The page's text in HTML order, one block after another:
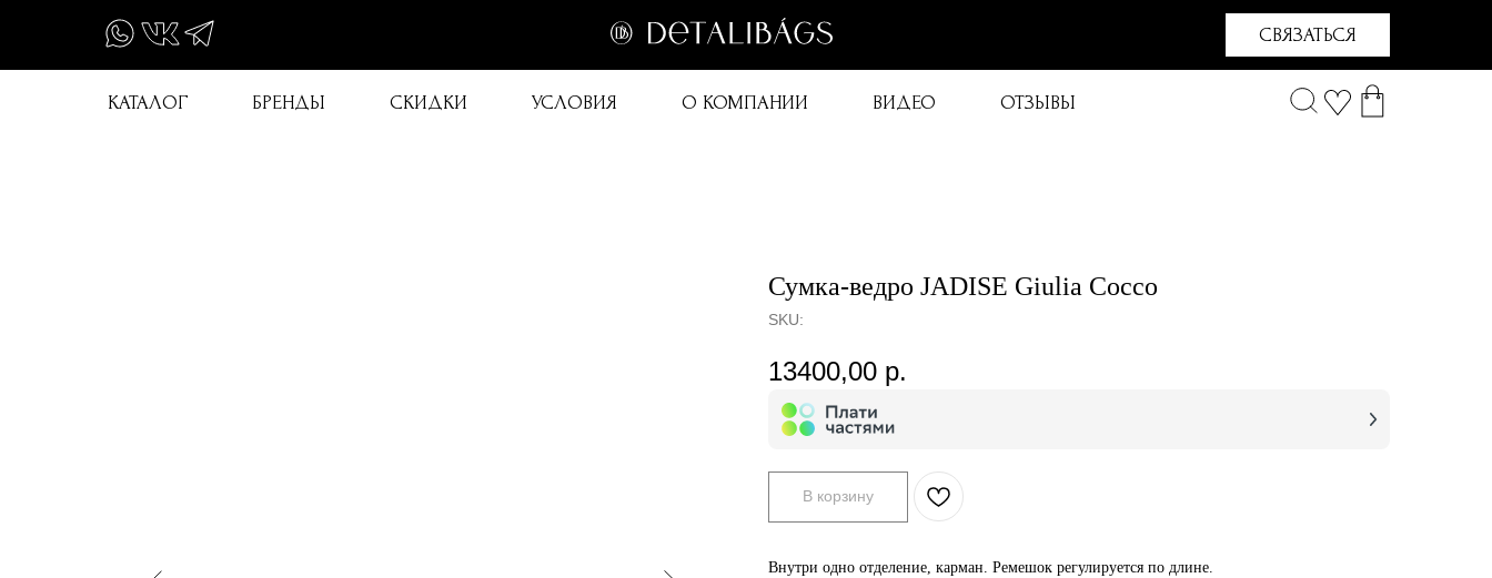
СВЯЗАТЬСЯ
КАТАЛОГ БРЕНДЫ СКИДКИ УСЛОВИЯ О КОМПАНИИ ВИДЕО ОТЗЫВЫ
Сумка-ведро JADISE Giulia Cocco
SKU:
13400,00 р.
В корзину
Внутри одно отделение, карман. Ремешок регулируется по длине.